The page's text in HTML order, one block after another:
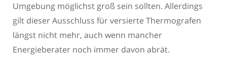
Umgebung möglichst groß sein sollten. Allerdings
gilt dieser Ausschluss für versierte Thermografen
längst nicht mehr, auch wenn mancher
Energieberater noch immer davon abrät.